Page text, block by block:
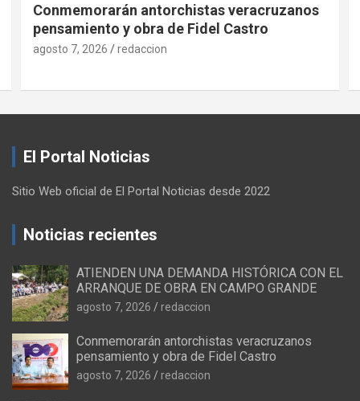
Conmemorarán antorchistas veracruzanos
pensamiento y obra de Fidel Castro
agosto 7, 2026 redaccion
El Portal Noticias
Sitio Web oficial de El Portal Noticias desde 2022
Noticias recientes
ATIENDEN UNA DEMANDA HISTÓRICA CON EL
ARRANQUE DE OBRA EN CAMPO GRANDE
agosto 7, 2026 redaccion
Conmemorarán antorchistas veracruzanos
pensamiento y obra de Fidel Castro
agosto 7, 2026 redaccion